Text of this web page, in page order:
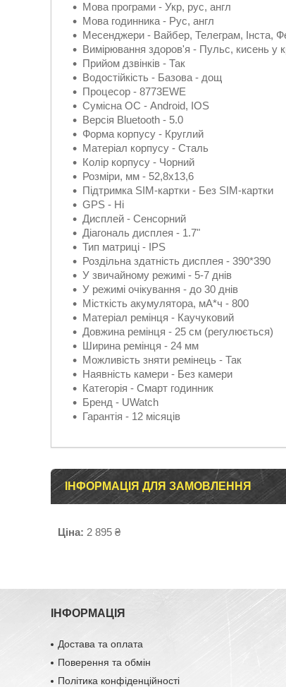
Мова програми - Укр, рус, англ
Мова годинника - Рус, англ
Месенджери - Вайбер, Телеграм, Інста,
Вимірювання здоров'я - Пульс, кисень у
Прийом дзвінків - Так
Водостійкість - Базова - дощ
Процесор - 8773EWE
Сумісна ОС - Android, IOS
Версія Bluetooth - 5.0
Форма корпусу - Круглий
Матеріал корпусу - Сталь
Колір корпусу - Чорний
Розміри, мм - 52,8х13,6
Підтримка SIM-картки - Без SIM-картки
GPS - Ні
Дисплей - Сенсорний
Діагональ дисплея - 1.7"
Тип матриці - IPS
Роздільна здатність дисплея - 390*390
У звичайному режимі - 5-7 днів
У режимі очікування - до 30 днів
Місткість акумулятора, мА*ч - 800
Матеріал ремінця - Каучуковий
Довжина ремінця - 25 см (регулюється)
Ширина ремінця - 24 мм
Можливість зняти ремінець - Так
Наявність камери - Без камери
Категорія - Смарт годинник
Бренд - UWatch
Гарантія - 12 місяців
ІНФОРМАЦІЯ ДЛЯ ЗАМОВЛЕННЯ
Ціна: 2 895 ₴
ІНФОРМАЦІЯ
Достава та оплата
Поверення та обмін
Політика конфіденційності